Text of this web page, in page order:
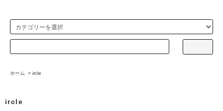
ホーム > ircle
ircle